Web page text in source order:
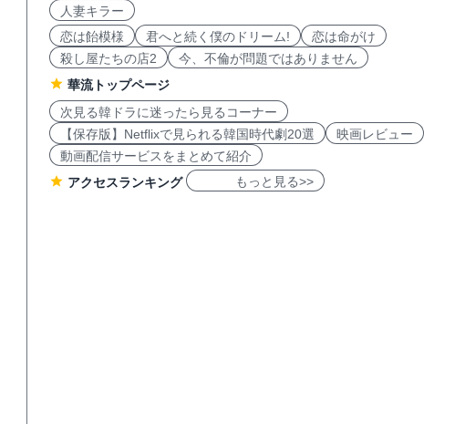
人妻キラー
恋は飴模様
君へと続く僕のドリーム!
恋は命がけ
殺し屋たちの店2
今、不倫が問題ではありません
華流トップページ
次見る韓ドラに迷ったら見るコーナー
【保存版】Netflixで見られる韓国時代劇20選
映画レビュー
動画配信サービスをまとめて紹介
アクセスランキング
もっと見る>>